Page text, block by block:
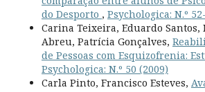
do Desporto , Psychologica: N.º
Carina Teixeira, Eduardo Santos,
Abreu, Patrícia Gonçalves,
de Pessoas com Esquizofrenia:
Psychologica: N.º 50 (2009)
Carla Pinto, Francisco Esteves,